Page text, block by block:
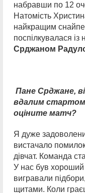
набравши по 12
Натомість
найкращим
поспілкувалася із
Срджаном
Пане Срджане,
вдалим стартом
оціните матч?
Я дуже
вистачало
дівчат. Команда
У нас був хороший
вигравали
щитами. Коли